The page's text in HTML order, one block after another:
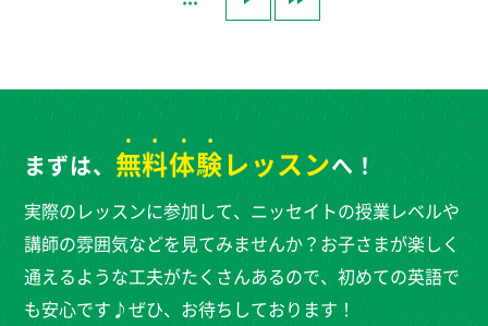
まずは、 無料体験レッスンへ！
実際のレッスンに参加して、ニッセイトの授業レベルや
講師の雰囲気などを見てみませんか？お子さまが楽しく
通えるような工夫がたくさんあるので、初めての英語で
も安心です♪ぜひ、お待ちしております！